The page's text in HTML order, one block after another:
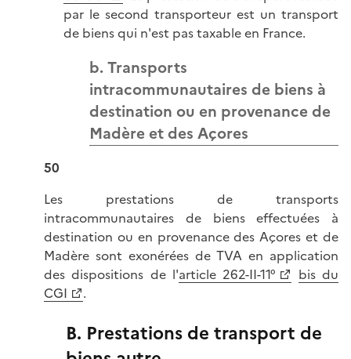
par le second transporteur est un transport
de biens qui n'est pas taxable en France.
b. Transports
intracommunautaires de biens à
destination ou en provenance de
Madère et des Açores
50
Les prestations de transports
intracommunautaires de biens effectuées à
destination ou en provenance des Açores et de
Madère sont exonérées de TVA en application
des dispositions de l'article 262-II-11°
bis du
CGI
.
B. Prestations de transport de